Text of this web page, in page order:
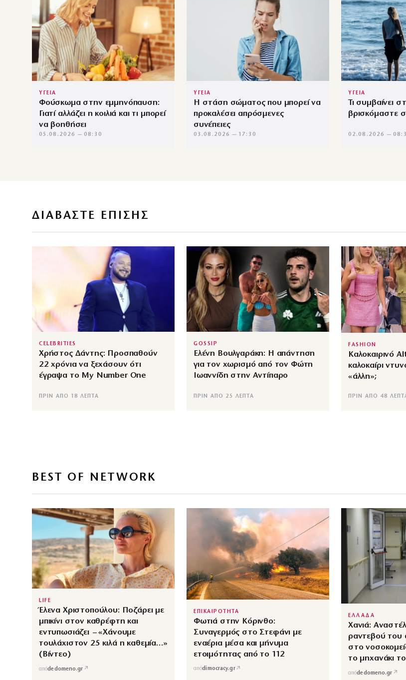
ΥΓΕΙΑ
Φούσκωμα στην εμμηνόπαυση:
Γιατί αλλάζει η κοιλιά και τι μπορεί
να βοηθήσει
05.08.2026 — 08:30
ΥΓΕΙΑ
Η στάση σώματος που μπορεί να
προκαλέσει απρόσμενες
συνέπειες
03.08.2026 — 17:30
ΥΓΕΙΑ
Τι συμβαίνει
βρισκόμαστε
02.08.2026 —
ΔΙΑΒΑΣΤΕ ΕΠΙΣΗΣ
CELEBRITIES
Χρήστος Δάντης: Προσπαθούν
22 χρόνια να ξεχάσουν ότι
έγραψα το My Number One
ΠΡΙΝ ΑΠΌ 18 ΛΕΠΤΆ
GOSSIP
Ελένη Βουλγαράκη: Η απάντηση
για τον χωρισμό από τον Φώτη
Ιωαννίδη στην Αντίπαρο
ΠΡΙΝ ΑΠΌ 25 ΛΕΠΤΆ
FASHION
Καλοκαιρινό
καλοκαίρι
«άλλη»;
ΠΡΙΝ ΑΠΌ 48
BEST OF NETWORK
LIFE
Έλενα Χριστοπούλου: Ποζάρει με
μπικίνι στον καθρέφτη και
εντυπωσιάζει – «Χάνουμε
τουλάχιστον 25 κιλά η καθεμία…»
(Βίντεο)
απόdedomeno.gr ↗
ΕΠΙΚΑΙΡΟΤΗΤΑ
Φωτιά στην Κόρινθο:
Συναγερμός στο Στεφάνι με
εναέρια μέσα και μήνυμα
ετοιμότητας από το 112
απόdimocracy.gr↗
ΕΛΛΑΔΑ
Χανιά:
ραντεβού του
στο
το μηχανάκι
απόdedomeno.gr ↗